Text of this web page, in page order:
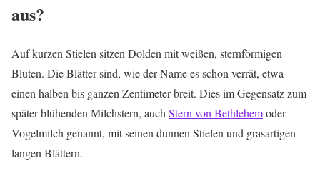
aus?
Auf kurzen Stielen sitzen Dolden mit weißen, sternförmigen
Blüten. Die Blätter sind, wie der Name es schon verrät, etwa
einen halben bis ganzen Zentimeter breit. Dies im Gegensatz zum
später blühenden Milchstern, auch Stern von Bethlehemoder
Vogelmilch genannt, mit seinen dünnen Stielen und grasartigen
langen Blättern.